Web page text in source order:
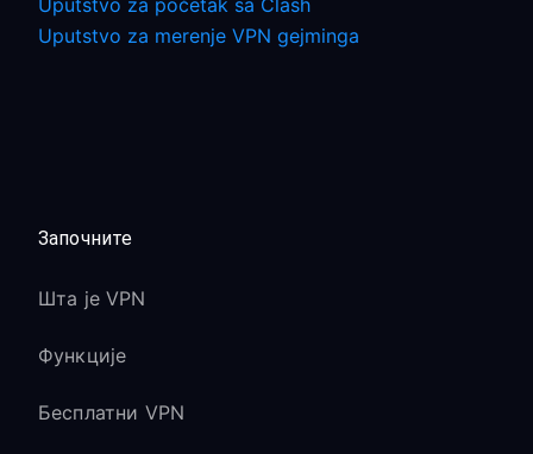
Uputstvo za početak sa Clash
Uputstvo za merenje VPN gejminga
Започните
Шта је VPN
Функције
Бесплатни VPN